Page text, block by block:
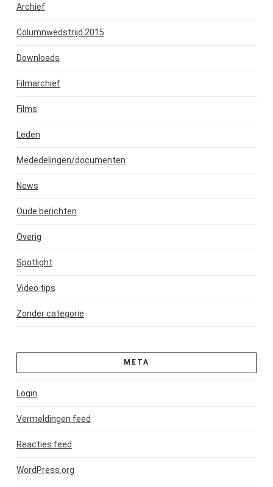
Archief
Columnwedstrijd 2015
Downloads
Filmarchief
Films
Leden
Mededelingen/documenten
News
Oude berichten
Overig
Spotlight
Video tips
Zonder categorie
META
Login
Vermeldingen feed
Reacties feed
WordPress.org